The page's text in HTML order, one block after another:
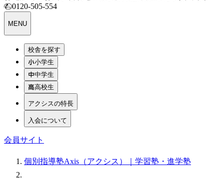
0120-505-554
MENU
校舎を探す
小学生
中学生
高校生
アクシスの特長
入会について
会員サイト
個別指導塾Axis（アクシス）｜学習塾・進学塾